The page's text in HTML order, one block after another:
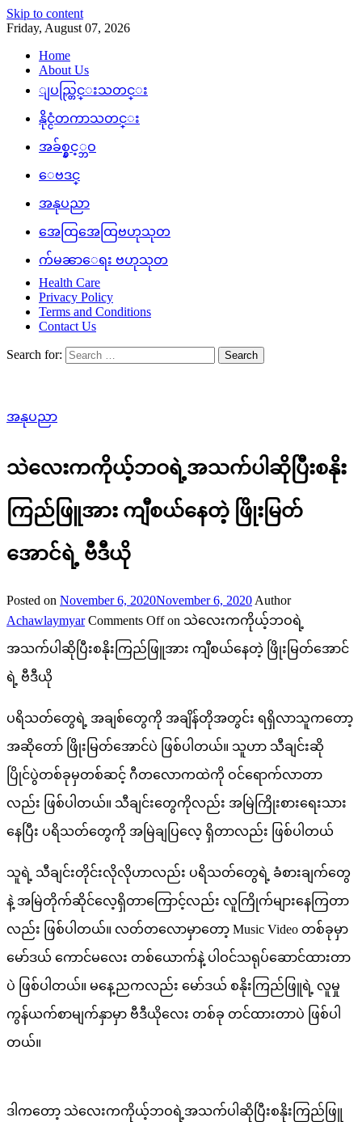
Skip to content
Friday, August 07, 2026
Home
About Us
ျပည္တြင္းသတင္း
နိုင္ငံတကာသတင္း
အခ်စ္နွင့္ဘဝ
ေဗဒင္
အနုပညာ
အေထြအေထြဗဟုသုတ
က်မၼာေရး ဗဟုသုတ
Health Care
Privacy Policy
Terms and Conditions
Contact Us
Search for:
အနုပညာ
သဲလေးကကိုယ့်ဘဝရဲ့အသက်ပါဆိုပြီးစနိုး
ကြည်ဖြူအား ကျီစယ်နေတဲ့ ဖြိုးမြတ်
အောင်ရဲ့ ဗီဒီယို
Posted on November 6, 2020November 6, 2020 Author
Achawlaymyar Comments Offon သဲလေးကကိုယ့်ဘဝရဲ့
အသက်ပါဆိုပြီးစနိုးကြည်ဖြူအား ကျီစယ်နေတဲ့ ဖြိုးမြတ်အောင်
ရဲ့ ဗီဒီယို
ပရိသတ်တွေရဲ့ အချစ်တွေကို အချိန်တိုအတွင်း ရရှိလာသူကတော့
အဆိုတော် ဖြိုးမြတ်အောင်ပဲ ဖြစ်ပါတယ်။ သူဟာ သီချင်းဆို
ပြိုင်ပွဲတစ်ခုမှတစ်ဆင့် ဂီတလောကထဲကို ဝင်ရောက်လာတာ
လည်း ဖြစ်ပါတယ်။ သီချင်းတွေကိုလည်း အမြဲကြိုးစားရေးသား
နေပြီး ပရိသတ်တွေကို အမြဲချပြလေ့ ရှိတာလည်း ဖြစ်ပါတယ်
သူရဲ့ သီချင်းတိုင်းလိုလိုဟာလည်း ပရိသတ်တွေရဲ့ ခံစားချက်တွေ
နဲ့ အမြဲတိုက်ဆိုင်လေ့ရှိတာကြောင့်လည်း လူကြိုက်များနေကြတာ
လည်း ဖြစ်ပါတယ်။ လတ်တလောမှာတော့ Music Video တစ်ခုမှာ
မော်ဒယ် ကောင်မလေး တစ်ယောက်နဲ့ ပါဝင်သရုပ်ဆောင်ထားတာ
ပဲ ဖြစ်ပါတယ်။ မနေ့ညကလည်း မော်ဒယ် စနိုးကြည်ဖြူရဲ့ လူမှု
ကွန်ယက်စာမျက်နှာမှာ ဗီဒီယိုလေး တစ်ခု တင်ထားတာပဲ ဖြစ်ပါ
တယ်။
ဒါကတော့ သဲလေးကကိုယ့်ဘဝရဲ့အသက်ပါဆိုပြီးစနိုးကြည်ဖြူ